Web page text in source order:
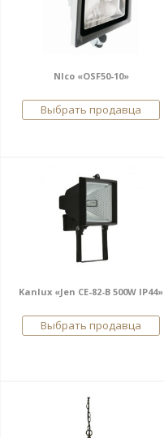
Nlco «OSF50-10»
Выбрать продавца
Kanlux «Jen CE-82-B 500W IP44»
Выбрать продавца